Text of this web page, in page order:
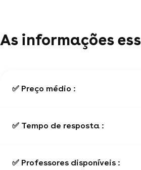
As informações
✅ Preço médio :
✅ Tempo de resposta :
✅ Professores disponíveis :